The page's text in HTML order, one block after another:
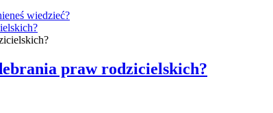
wiedzieć?
praw rodzicielskich?